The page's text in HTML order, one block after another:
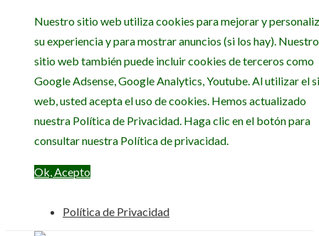
Nuestro sitio web utiliza cookies para mejorar y
su experiencia y para mostrar anuncios (si los hay). Nuestro
sitio web también puede incluir cookies de terceros como
Google Adsense, Google Analytics, Youtube. Al utilizar el
web, usted acepta el uso de cookies. Hemos actualizado
nuestra Política de Privacidad. Haga clic en el botón para
consultar nuestra Política de privacidad.
Ok, Acepto
Política de Privacidad